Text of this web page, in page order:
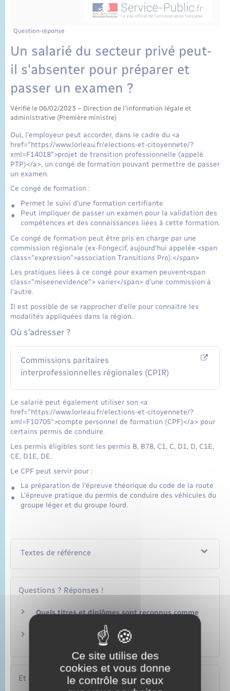
Question-réponse
Un salarié du secteur privé peut-
il s'absenter pour préparer et
passer un examen ?
Vérifié le 06/02/2023 – Direction de l'information légale et
administrative (Première ministre)
Oui, l'employeur peut accorder, dans le cadre du <a
href="https://www.lorleau.fr/elections-et-citoyennete/?
xml=F14018">projet de transition professionnelle (appelé
PTP)</a>, un congé de formation pouvant permettre de passer
un examen.
Ce congé de formation :
Permet le suivi d'une formation certifiante
Peut impliquer de passer un examen pour la validation des
compétences et des connaissances liées à cette formation.
Ce congé de formation peut être pris en charge par une
commission régionale (ex-Fongecif, aujourd'hui appelée <span
class="expression">association Transitions Pro).</span>
Les pratiques liées à ce congé pour examen peuvent<span
class="miseenevidence"> varier</span> d'une commission à
l'autre.
Il est possible de se rapprocher d'elle pour connaitre les
modalités appliquées dans la région.
Où s’adresser ?
Commissions paritaires
interprofessionnelles régionales (CPIR)
Le salarié peut également utiliser son <a
href="https://www.lorleau.fr/elections-et-citoyennete/?
xml=F10705">compte personnel de formation (CPF)</a> pour
certains permis de conduire.
Les permis éligibles sont les permis B, B78, C1, C, D1, D, C1E,
CE, D1E, DE.
Le CPF peut servir pour :
La préparation de l'épreuve théorique du code de la route
L'épreuve pratique du permis de conduire des véhicules du
groupe léger et du groupe lourd.
Textes de référence
Questions ? Réponses !
Quels titres et diplômes sont reconnus comme
Un salarié en formation garde-t-il ses droits à
congés payés et à l'ancienneté ?
Et aussi
Ce site utilise des
cookies et vous donne
le contrôle sur ceux